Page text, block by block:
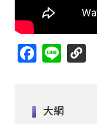
Facebook
Line
大綱